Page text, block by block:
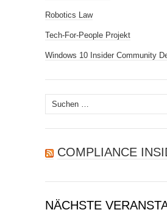
Robotics Law
Tech-For-People Projekt
Windows 10 Insider Community
Suchen
nach:
COMPLIANCE
NÄCHSTE